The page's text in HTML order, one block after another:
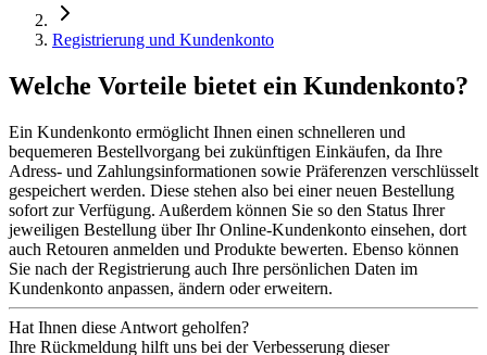
Registrierung und Kundenkonto
Welche Vorteile bietet ein Kundenkonto?
Ein Kundenkonto ermöglicht Ihnen einen schnelleren und
bequemeren Bestellvorgang bei zukünftigen Einkäufen, da Ihre
Adress- und Zahlungsinformationen sowie Präferenzen verschlüsselt
gespeichert werden. Diese stehen also bei einer neuen Bestellung
sofort zur Verfügung. Außerdem können Sie so den Status Ihrer
jeweiligen Bestellung über Ihr Online-Kundenkonto einsehen, dort
auch Retouren anmelden und Produkte bewerten. Ebenso können
Sie nach der Registrierung auch Ihre persönlichen Daten im
Kundenkonto anpassen, ändern oder erweitern.
Hat Ihnen diese Antwort geholfen?
Ihre Rückmeldung hilft uns bei der Verbesserung dieser